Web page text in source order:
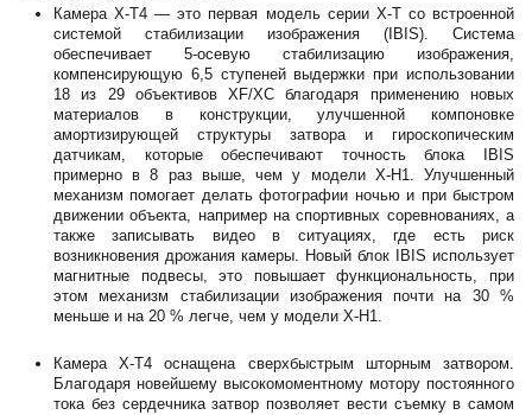
Камера X-T4 — это первая модель серии X-T со встроенной
системой стабилизации изображения (IBIS). Система
обеспечивает 5-осевую стабилизацию изображения,
компенсирующую 6,5 ступеней выдержки при использовании
18 из 29 объективов XF/XC благодаря применению новых
материалов в конструкции, улучшенной компоновке
амортизирующей структуры затвора и гироскопическим
датчикам, которые обеспечивают точность блока IBIS
примерно в 8 раз выше, чем у модели X-H1. Улучшенный
механизм помогает делать фотографии ночью и при быстром
движении объекта, например на спортивных соревнованиях, а
также записывать видео в ситуациях, где есть риск
возникновения дрожания камеры. Новый блок IBIS использует
магнитные подвесы, это повышает функциональность, при
этом механизм стабилизации изображения почти на 30 %
меньше и на 20 % легче, чем у модели X-H1.
Камера X-Т4 оснащена сверхбыстрым шторным затвором.
Благодаря новейшему высокомоментному мотору постоянного
тока без сердечника затвор позволяет вести съемку в самом